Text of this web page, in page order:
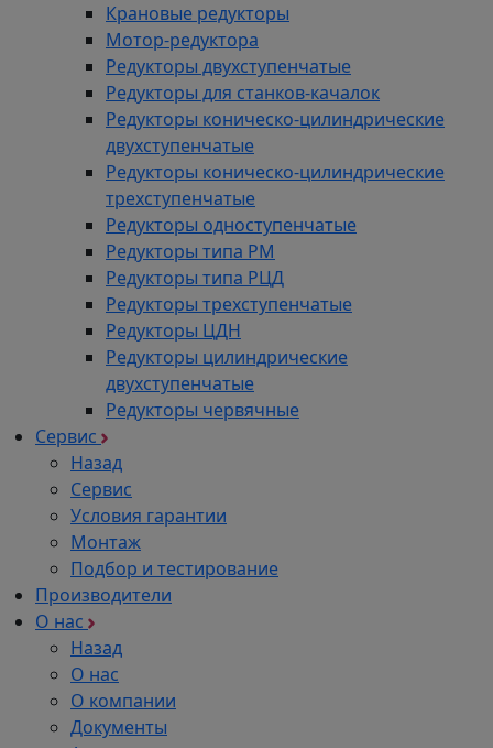
Крановые редукторы
Мотор-редуктора
Редукторы двухступенчатые
Редукторы для станков-качалок
Редукторы коническо-цилиндрические
двухступенчатые
Редукторы коническо-цилиндрические
трехступенчатые
Редукторы одноступенчатые
Редукторы типа РМ
Редукторы типа РЦД
Редукторы трехступенчатые
Редукторы ЦДН
Редукторы цилиндрические
двухступенчатые
Редукторы червячные
Сервис
Назад
Сервис
Условия гарантии
Монтаж
Подбор и тестирование
Производители
О нас
Назад
О нас
О компании
Документы